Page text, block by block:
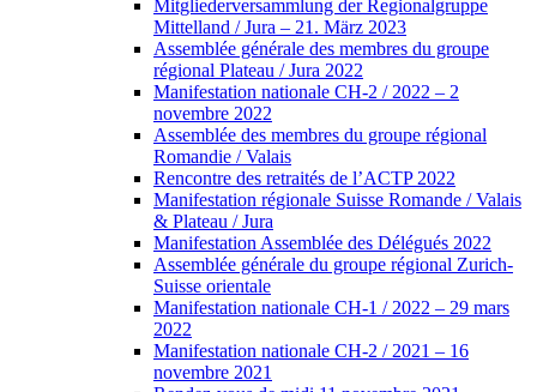
Mitgliederversammlung der Regionalgruppe
Mittelland / Jura – 21. März 2023
Assemblée générale des membres du groupe
régional Plateau / Jura 2022
Manifestation nationale CH-2 / 2022 – 2
novembre 2022
Assemblée des membres du groupe régional
Romandie / Valais
Rencontre des retraités de l’ACTP 2022
Manifestation régionale Suisse Romande / Valais
& Plateau / Jura
Manifestation Assemblée des Délégués 2022
Assemblée générale du groupe régional Zurich-
Suisse orientale
Manifestation nationale CH-1 / 2022 – 29 mars
2022
Manifestation nationale CH-2 / 2021 – 16
novembre 2021